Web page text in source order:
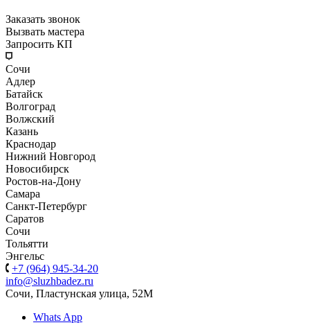
Заказать звонок
Вызвать мастера
Запросить КП
Сочи
Адлер
Батайск
Волгоград
Волжский
Казань
Краснодар
Нижний Новгород
Новосибирск
Ростов-на-Дону
Самара
Санкт-Петербург
Саратов
Сочи
Тольятти
Энгельс
+7 (964) 945-34-20
info@sluzhbadez.ru
Сочи, Пластунская улица, 52М
Whats App